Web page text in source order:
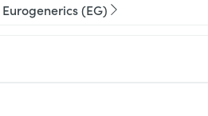
(EG)